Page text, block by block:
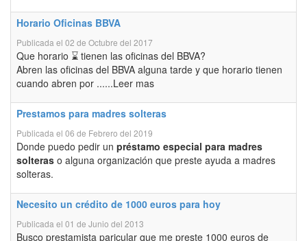
Horario Oficinas BBVA
Publicada el 02 de Octubre del 2017
Que horario ⌛ tienen las oficinas del BBVA?
Abren las oficinas del BBVA alguna tarde y que horario tienen
cuando abren por ......Leer mas
Prestamos para madres solteras
Publicada el 06 de Febrero del 2019
Donde puedo pedir un préstamo especial para madres
solteras o alguna organización que preste ayuda a madres
solteras.
Necesito un crédito de 1000 euros para hoy
Publicada el 01 de Junio del 2013
Busco prestamista paricular que me preste 1000 euros de